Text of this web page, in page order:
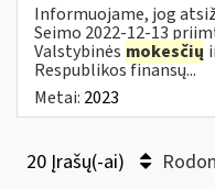
Informuojame, jog
Seimo 2022-12-13
Valstybinės mokesčių
Respublikos finansų...
Metai: 2023
20 Įrašų(-ai)